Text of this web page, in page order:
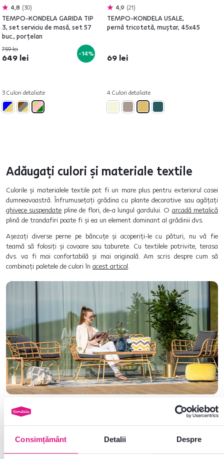
Consimțământ Detalii Despre
4,8 30
TEMPO-KONDELA GARIDA TIP
3, set serviciu de masă, set 57
buc., porţelan
759 lei
649 lei -14%
3 Culori detaliate
4,9 21
TEMPO-KONDELA USALE,
pernă tricotată, muştar, 45x45
69 lei
4 Culori detaliate
Adăugați culori și materiale textile
Culorile și materialele textile pot fi un mare plus pentru exteriorul casei
dumneavoastră. Înfrumusețați grădina cu plante decorative sau agățați
ghivece suspendate pline de flori, de-a lungul gardului. O arcadă metalică
plină de trandafiri poate fi și ea un element dominant al grădinii dvs.
Așezați diverse perne pe băncuțe și acoperiți-le cu pături, nu vă fie
teamă să folosiți și covoare sau taburete. Cu textilele potrivite, terasa
dvs. va fi mai confortabilă și mai originală. Am scris despre cum să
combinați paletele de culori în acest articol.
Set de grădină din 4 piese din ratan, TAJRO
În timpul verii este cald, pregătiți un